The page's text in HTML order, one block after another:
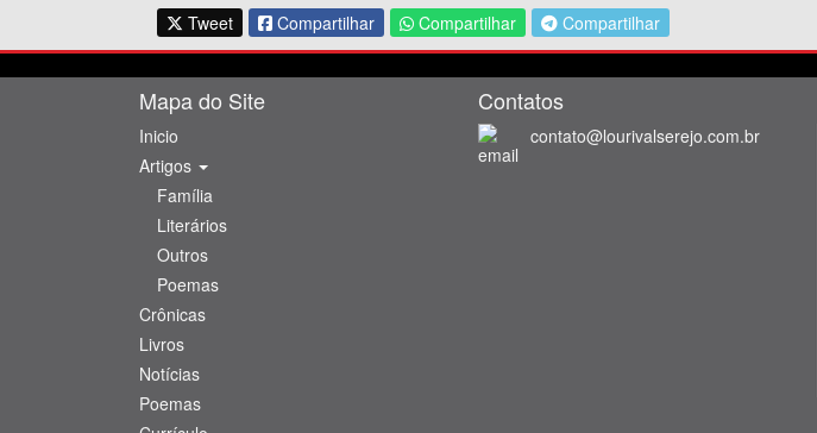
Tweet Compartilhar Compartilhar Compartilhar
Mapa do Site
Inicio
Artigos
Famí­lia
Literários
Outros
Poemas
Crônicas
Livros
Notí­cias
Poemas
Contatos
contato@lourivalserejo.com.br